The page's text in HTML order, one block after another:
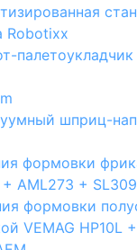
Robotixx
шприц-
формовки
+ AML273 + SL309
формовки
VEMAG HP10L